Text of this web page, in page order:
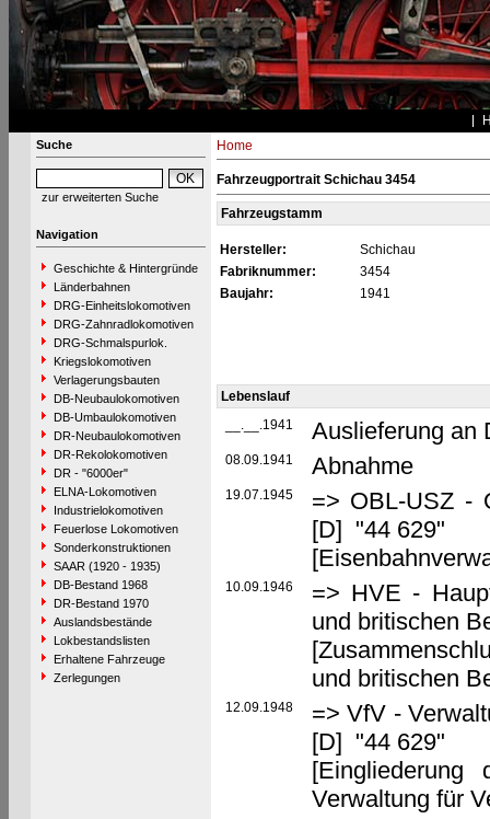
Suche
zur erweiterten Suche
Navigation
Geschichte & Hintergründe
Länderbahnen
DRG-Einheitslokomotiven
DRG-Zahnradlokomotiven
DRG-Schmalspurlok.
Kriegslokomotiven
Verlagerungsbauten
DB-Neubaulokomotiven
DB-Umbaulokomotiven
DR-Neubaulokomotiven
DR-Rekolokomotiven
DR - "6000er"
ELNA-Lokomotiven
Industrielokomotiven
Feuerlose Lokomotiven
Sonderkonstruktionen
SAAR (1920 - 1935)
DB-Bestand 1968
DR-Bestand 1970
Auslandsbestände
Lokbestandslisten
Erhaltene Fahrzeuge
Zerlegungen
Home
Fahrzeugportrait Schichau 3454
Fahrzeugstamm
Hersteller:
Schichau
Fabriknummer:
3454
Baujahr:
1941
Lebenslauf
__.__.1941
Auslieferung an
08.09.1941 Abnahme
19.07.1945
=> OBL-USZ -
[D] "44 629"
10.09.1946
=> HVE -
und britischen
und britischen
12.09.1948
=> VfV -
[D] "44 629"
Verwaltung für